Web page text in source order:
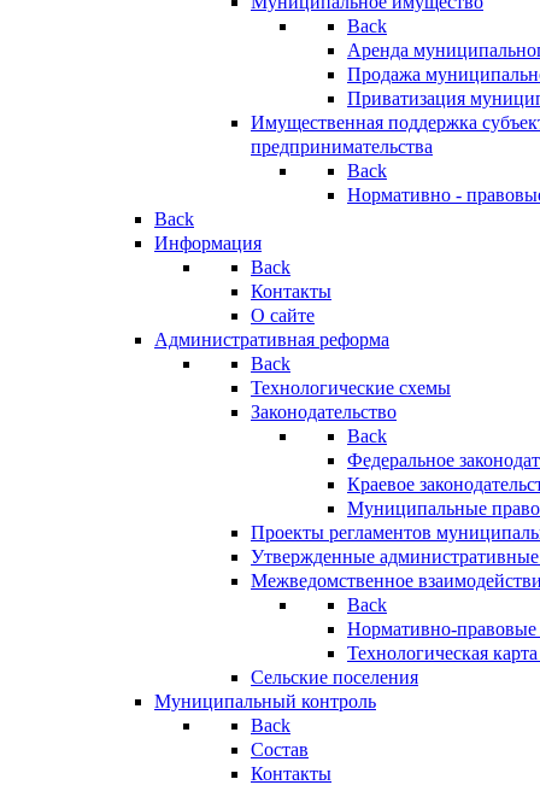
Back
Аренда
Продажа
Приватизация
Имущественная поддержка
предпринимательства
Back
Нормативно -
Back
Информация
Back
Контакты
О сайте
Административная реформа
Back
Технологические схемы
Законодательство
Back
Федеральное
Краевое
Муниципальные
Проекты регламентов
Утвержденные
Межведомственное
Back
Нормативно-правовые
Технологическая
Сельские поселения
Муниципальный контроль
Back
Состав
Контакты